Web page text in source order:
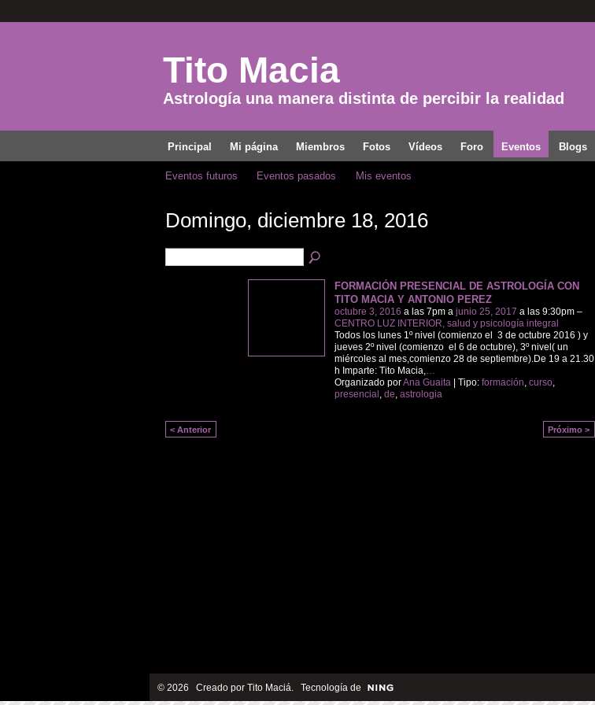
Tito Macia
Astrología una manera distinta de percibir la realidad
Principal Mi página Miembros Fotos Vídeos Foro Eventos Blogs
Eventos futuros Eventos pasados Mis eventos
Domingo, diciembre 18, 2016
FORMACIÓN PRESENCIAL DE ASTROLOGÍA CON
TITO MACIA Y ANTONIO PEREZ
octubre 3, 2016 a las 7pm a junio 25, 2017 a las 9:30pm –
CENTRO LUZ INTERIOR, salud y psicología integral
Todos los lunes 1º nivel (comienzo el 3 de octubre 2016 ) y
jueves 2º nivel (comienzo el 6 de octubre), 3º nivel( un
miércoles al mes,comienzo 28 de septiembre).De 19 a 21.30
h Imparte: Tito Macia,
Organizado porAna Guaita | Tipo: formación curso,
presencial de astrologia
< Anterior Próximo >
© 2026 Creado por Tito Maciá. Tecnología de